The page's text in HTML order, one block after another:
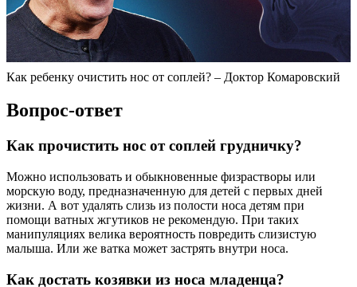
Как ребенку очистить нос от соплей? – Доктор Комаровский
Вопрос-ответ
Как прочистить нос от соплей грудничку?
Можно использовать и обыкновенные физрастворы или
морскую воду, предназначенную для детей с первых дней
жизни. А вот удалять слизь из полости носа детям при
помощи ватных жгутиков не рекомендую. При таких
манипуляциях велика вероятность повредить слизистую
малыша. Или же ватка может застрять внутри носа.
Как достать козявки из носа младенца?